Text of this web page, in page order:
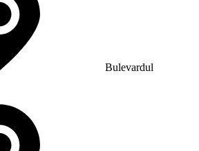
Bulevardul